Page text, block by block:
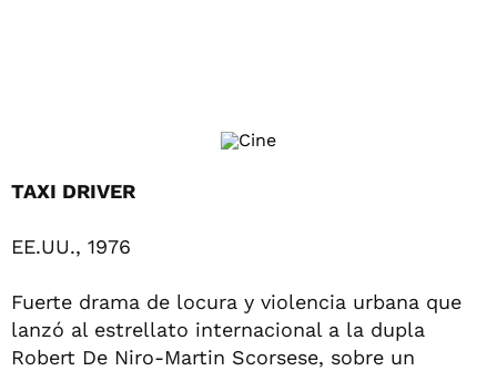
TAXI DRIVER
EE.UU., 1976
Fuerte drama de locura y violencia urbana que
lanzó al estrellato internacional a la dupla
Robert De Niro-Martin Scorsese, sobre un